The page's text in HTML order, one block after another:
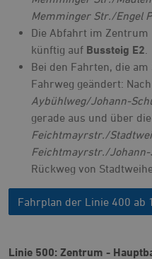
Memminger Str./Engel
Die Abfahrt im
künftig auf Bussteig E2
Bei den Fahrten, die
Fahrweg geändert:
Aybühlweg/Johann-
gerade aus und über
Feichtmayrstr./
Feichtmayrstr./
Rückweg von
Fahrplan der Linie 400 ab
Linie 500: Zentrum -